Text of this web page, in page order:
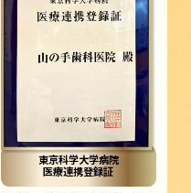
東京科学大学病院
医療連携登録証